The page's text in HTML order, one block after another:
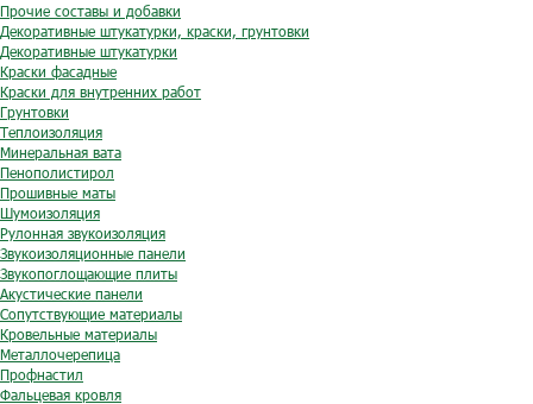
Прочие составы и добавки
Декоративные штукатурки, краски, грунтовки
Декоративные штукатурки
Краски фасадные
Краски для внутренних работ
Грунтовки
Теплоизоляция
Минеральная вата
Пенополистирол
Прошивные маты
Шумоизоляция
Рулонная звукоизоляция
Звукоизоляционные панели
Звукопоглощающие плиты
Акустические панели
Сопутствующие материалы
Кровельные материалы
Металлочерепица
Профнастил
Фальцевая кровля